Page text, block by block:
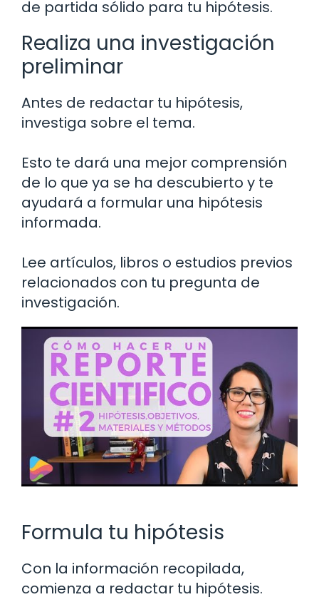
de partida sólido para tu hipótesis.
Realiza una investigación
preliminar
Antes de redactar tu hipótesis,
investiga sobre el tema.
Esto te dará una mejor comprensión
de lo que ya se ha descubierto y te
ayudará a formular una hipótesis
informada.
Lee artículos, libros o estudios previos
relacionados con tu pregunta de
investigación.
Formula tu hipótesis
Con la información recopilada,
comienza a redactar tu hipótesis.